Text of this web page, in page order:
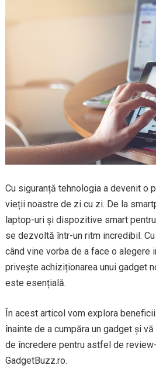
Cu siguranță tehnologia a devenit o
vieții noastre de zi cu zi. De la
laptop-uri și dispozitive smart
se dezvoltă într-un ritm incredibil.
când vine vorba de a face o alegere
privește achiziționarea unui gadget
este esențială.
În acest articol vom explora
înainte de a cumpăra un gadget și
de încredere pentru astfel de
GadgetBuzz.ro.